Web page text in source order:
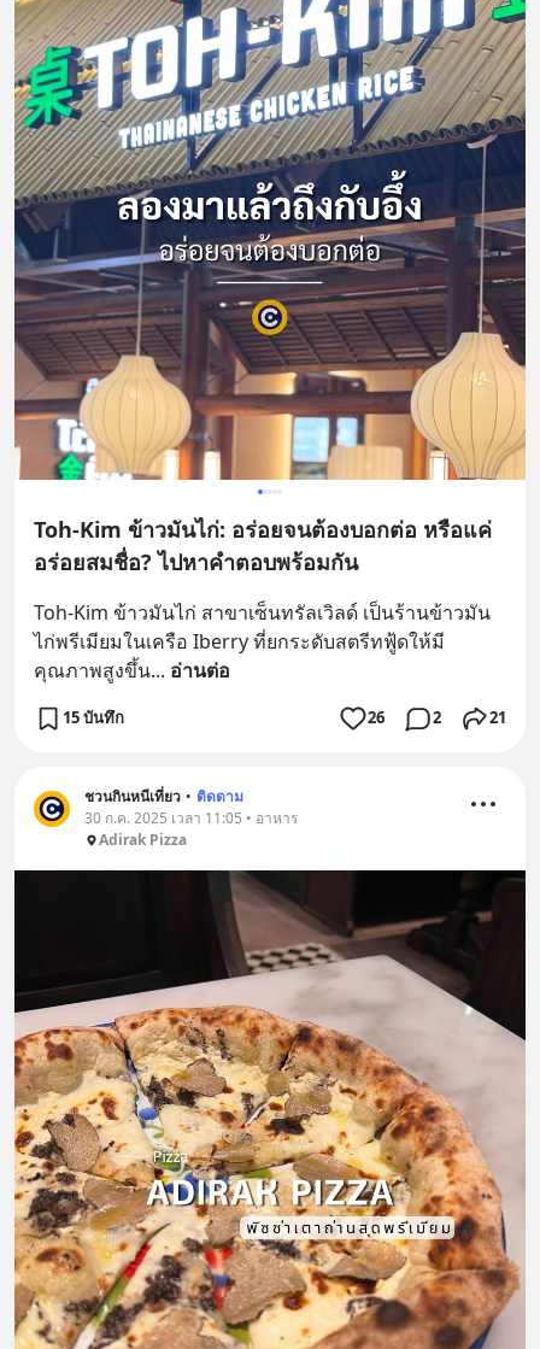
Toh-Kim ข้าวมันไก่: อร่อยจนต้องบอกต่อ หรือแค่
อร่อยสมชื่อ? ไปหาคำตอบพร้อมกัน
Toh-Kim ข้าวมันไก่ สาขาเซ็นทรัลเวิลด์ เป็นร้านข้าวมัน
ไก่พรีเมียมในเครือ Iberry ที่ยกระดับสตรีทฟู้ดให้มี
คุณภาพสูงขึ้น... อ่านต่อ
15 บันทึก 26 2 21
ชวนกินหนีเที่ยว • ติดตาม
30 ก.ค. 2025 เวลา 11:05 • อาหาร
Adirak Pizza